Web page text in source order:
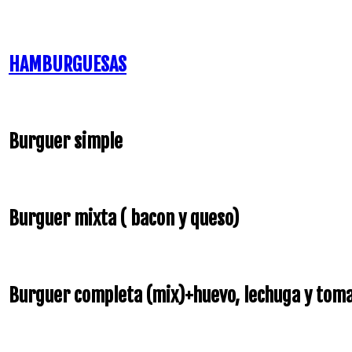
HAMBURGUESAS
Burguer simple
Burguer mixta ( bacon y queso)
Burguer completa (mix)+huevo, lechuga y